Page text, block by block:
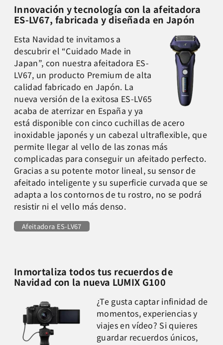
Innovación y tecnología con la afeitadora
ES-LV67, fabricada y diseñada en Japón
Esta Navidad te invitamos a
descubrir el “Cuidado Made in
Japan”, con nuestra afeitadora ES-
LV67, un producto Premium de alta
calidad fabricado en Japón. La
nueva versión de la exitosa ES-LV65
acaba de aterrizar en España y ya
está disponible con cinco cuchillas de acero
inoxidable japonés y un cabezal ultraflexible, que
permite llegar al vello de las zonas más
complicadas para conseguir un afeitado perfecto.
Gracias a su potente motor lineal, su sensor de
afeitado inteligente y su superficie curvada que se
adapta a los contornos de tu rostro, no se podrá
resistir ni el vello más denso.
Afeitadora ES-LV67
Inmortaliza todos tus recuerdos de
Navidad con la nueva LUMIX G100
¿Te gusta captar infinidad de
momentos, experiencias y
viajes en vídeo? Si quieres
guardar recuerdos únicos,